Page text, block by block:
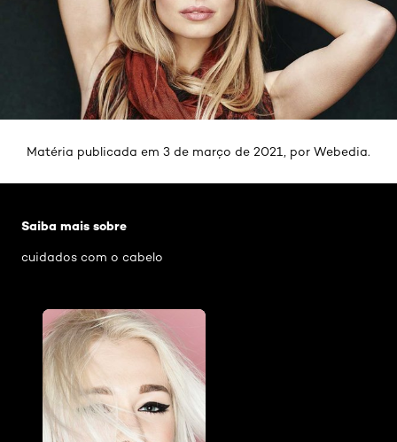
Matéria publicada em 3 de março de 2021, por Webedia.
Saiba mais sobre
cuidados com o cabelo